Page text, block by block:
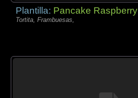
Plantilla: Pancake Raspberry
Tortita, Frambuesas,